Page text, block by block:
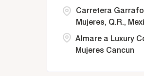
Carretera
Mujeres, Q.R.,
Almare a Luxury
Mujeres Cancun